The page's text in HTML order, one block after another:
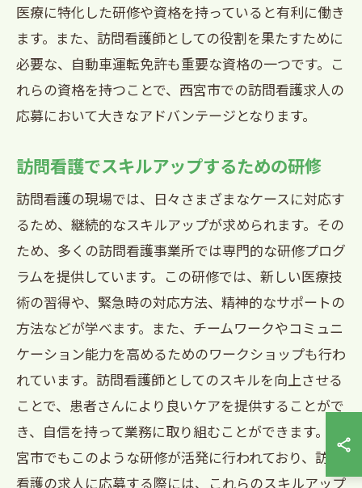
医療に特化した研修や資格を持っていると有利に働き
ます。また、訪問看護師としての役割を果たすために
必要な、自動車運転免許も重要な資格の一つです。こ
れらの資格を持つことで、西宮市での訪問看護求人の
応募において大きなアドバンテージとなります。
訪問看護でスキルアップするための研修
訪問看護の現場では、日々さまざまなケースに対応す
るため、継続的なスキルアップが求められます。その
ため、多くの訪問看護事業所では専門的な研修プログ
ラムを提供しています。この研修では、新しい医療技
術の習得や、緊急時の対応方法、精神的なサポートの
方法などが学べます。また、チームワークやコミュニ
ケーション能力を高めるためのワークショップも行わ
れています。訪問看護師としてのスキルを向上させる
ことで、患者さんにより良いケアを提供することがで
き、自信を持って業務に取り組むことができます。西
宮市でもこのような研修が活発に行われており、訪問
看護の求人に応募する際には、これらのスキルアップ